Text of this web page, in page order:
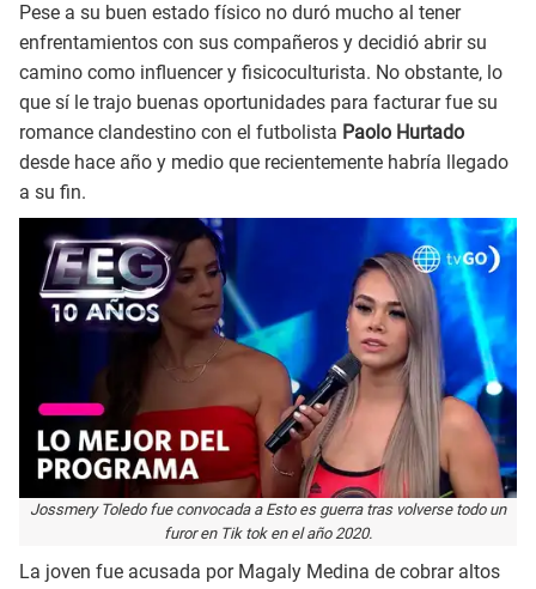
Pese a su buen estado físico no duró mucho al tener
enfrentamientos con sus compañeros y decidió abrir su
camino como influencer y fisicoculturista. No obstante, lo
que sí le trajo buenas oportunidades para facturar fue su
romance clandestino con el futbolista Paolo Hurtado
desde hace año y medio que recientemente habría llegado
a su fin.
Jossmery Toledo fue convocada a Esto es guerra tras volverse todo un
furor en Tik tok en el año 2020.
La joven fue acusada por Magaly Medina de cobrar altos